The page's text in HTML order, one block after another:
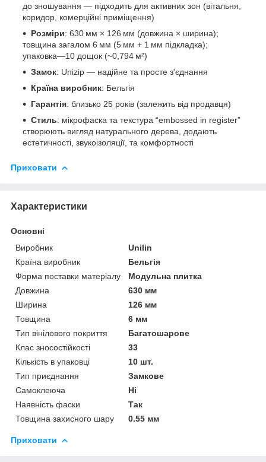
до зношування — підходить для активних зон (вітальня,
коридор, комерційні приміщення)
Розміри: 630 мм × 126 мм (довжина × ширина);
товщина загалом 6 мм (5 мм + 1 мм підкладка);
упаковка—10 дощок (~0,794 м²)
Замок: Unizip — надійне та просте з'єднання
Країна виробник: Бельгія
Гарантія: близько 25 років (залежить від продавця)
Стиль: мікрофаска та текстура “embossed in register”
створюють вигляд натурального дерева, додають
естетичності, звукоізоляції, та комфортності
Приховати
Характеристики
Основні
Виробник
Unilin
Країна виробник
Бельгія
Форма поставки матеріалу
Модульна плитка
Довжина
630 мм
Ширина
126 мм
Товщина
6 мм
Тип вінілового покриття
Багатошарове
Клас зносостійкості
33
Кількість в упаковці
10 шт.
Тип приєднання
Замкове
Самоклеюча
Ні
Наявність фаски
Так
Товщина захисного шару
0.55 мм
Приховати